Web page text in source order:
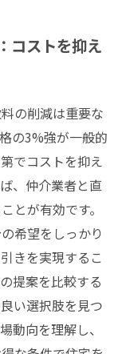
コストを抑え
の削減は重要な
の3%強が一般的
でコストを抑え
、仲介業者と直
とが有効です。
希望をしっかり
きを実現するこ
提案を比較する
い選択肢を見つ
動向を理解し、